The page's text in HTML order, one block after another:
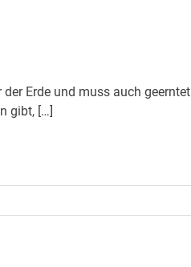
Erde und muss auch geerntet
gibt, […]